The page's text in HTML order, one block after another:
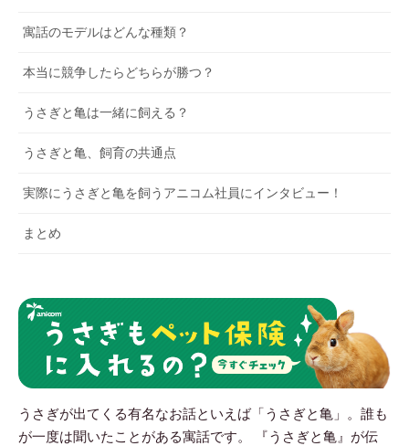
寓話のモデルはどんな種類？
本当に競争したらどちらが勝つ？
うさぎと亀は一緒に飼える？
うさぎと亀、飼育の共通点
実際にうさぎと亀を飼うアニコム社員にインタビュー！
まとめ
うさぎが出てくる有名なお話といえば「うさぎと亀」。誰も
が一度は聞いたことがある寓話です。 『うさぎと亀』が伝